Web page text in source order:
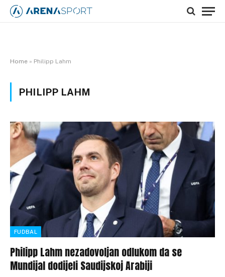
Home » Philipp Lahm
PHILIPP LAHM
FUDBAL
Philipp Lahm nezadovoljan odlukom da se
Mundijal dodijeli Saudijskoj Arabiji